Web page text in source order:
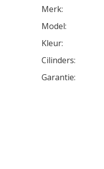
Merk:
Model:
Kleur:
Cilinders:
Garantie: